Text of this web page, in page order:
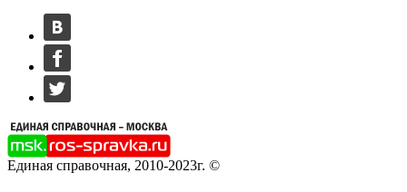
Единая справочная, 2010-2023г. ©